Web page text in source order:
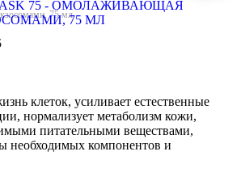
75 мл
клеток, усиливает естественные
нормализует метаболизм кожи,
питательными веществами,
необходимых компонентов и